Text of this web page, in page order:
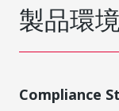
製品環
Compliance